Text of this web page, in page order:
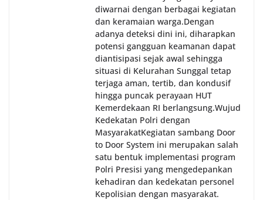
diwarnai dengan berbagai kegiatan
dan keramaian warga.‎‎Dengan
adanya deteksi dini ini, diharapkan
potensi gangguan keamanan dapat
diantisipasi sejak awal sehingga
situasi di Kelurahan Sunggal tetap
terjaga aman, tertib, dan kondusif
hingga puncak perayaan HUT
Kemerdekaan RI berlangsung.‎‎Wujud
Kedekatan Polri dengan
Masyarakat‎Kegiatan sambang Door
to Door System ini merupakan salah
satu bentuk implementasi program
Polri Presisi yang mengedepankan
kehadiran dan kedekatan personel
Kepolisian dengan masyarakat.